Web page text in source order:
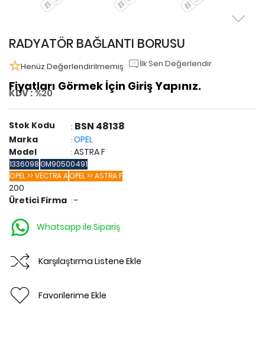
RADYATÖR BAĞLANTI BORUSU
Henüz Değerlendirilmemiş İlk Sen Değerlendir
Fiyatları Görmek İçin Giriş Yapınız.
KDV :%20
Stok Kodu : BSN 48138
Marka : OPEL
Model
: ASTRA F
1336098GM90500491
OPEL >> VECTRA AOPEL >> ASTRA F
200
Üretici Firma : -
Whatsapp ile Sipariş
Karşılaştırma Listene Ekle
Favorilerime Ekle